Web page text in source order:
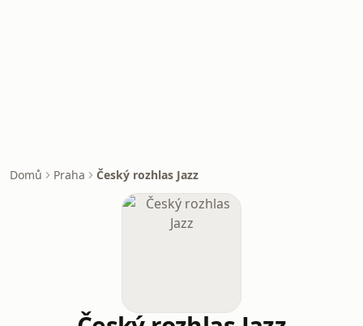
Domů Praha Český rozhlas Jazz